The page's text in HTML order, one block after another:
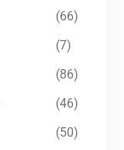
(66)
(7)
(86)
(46)
(50)